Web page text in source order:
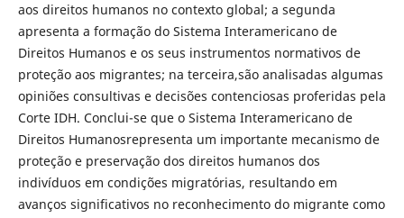
aos direitos humanos no contexto global; a segunda
apresenta a formação do Sistema Interamericano de
Direitos Humanos e os seus instrumentos normativos de
proteção aos migrantes; na terceira,são analisadas algumas
opiniões consultivas e decisões contenciosas proferidas pela
Corte IDH. Conclui-se que o Sistema Interamericano de
Direitos Humanosrepresenta um importante mecanismo de
proteção e preservação dos direitos humanos dos
indivíduos em condições migratórias, resultando em
avanços significativos no reconhecimento do migrante como